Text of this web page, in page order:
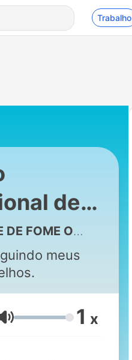
Trabalho
de
O SEU FRACASSO
meus
Volume 1 x